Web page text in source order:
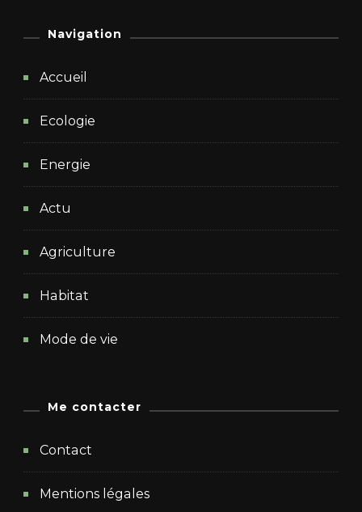
Navigation
Accueil
Ecologie
Energie
Actu
Agriculture
Habitat
Mode de vie
Me contacter
Contact
Mentions légales